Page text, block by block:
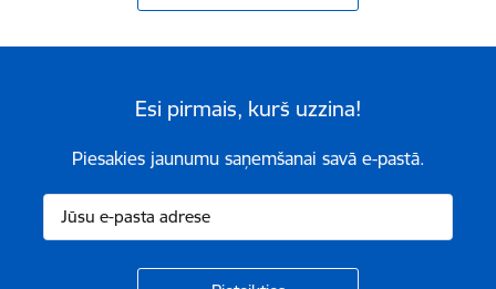
Esi pirmais, kurš uzzina!
Piesakies jaunumu saņemšanai savā e-pastā.